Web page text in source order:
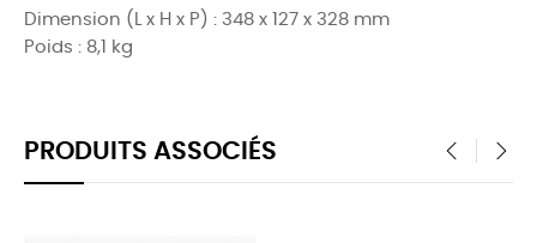
Dimension (L x H x P) : 348 x 127 x 328 mm
Poids : 8,1 kg
PRODUITS ASSOCIÉS